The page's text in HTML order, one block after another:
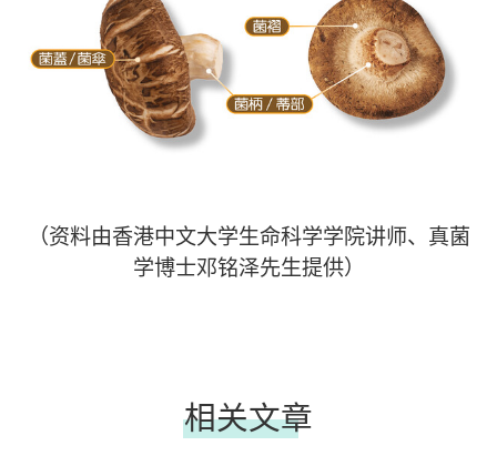
（资料由香港中文大学生命科学学院讲师、真菌
学博士邓铭泽先生提供）
相关文章